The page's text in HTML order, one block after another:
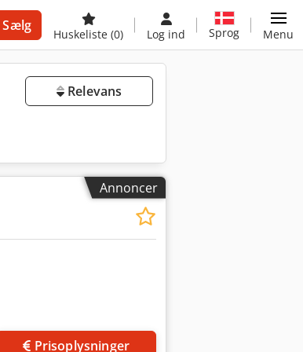
Sælg
Huskeliste (0) Log ind Sprog Menu
Relevans
Annoncer
Prisoplysninger